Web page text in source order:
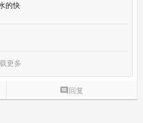
的快
更多
 回复